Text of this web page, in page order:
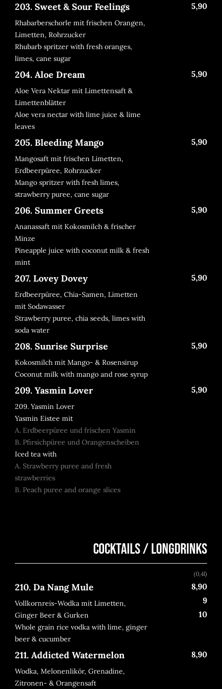
203. Sweet & Sour Feelings
Rhabarberschorle mit frischen Orangen,
Limetten, Rohrzucker
Rhubarb spritzer with fresh oranges,
limes, cane sugar
5,90
204. Aloe Dream
Aloe Vera Nektar mit Limettensaft &
Limettenblätter
Aloe vera nectar with lime juice & lime
leaves
5,90
205. Bleeding Mango
Mangosaft mit frischen Limetten,
Erdbeerpüree, Rohrzucker
Mango spritzer with fresh limes,
strawberry puree, cane sugar
5,90
206. Summer Greets
Ananassaft mit Kokosmilch & frischer
Minze
Pineapple juice with coconut milk & fresh
mint
5,90
207. Lovey Dovey
Erdbeerpüree, Chia-Samen, Limetten
mit Sodawasser
Strawberry puree, chia seeds, limes with
soda water
5,90
208. Sunrise Surprise
Kokosmilch mit Mango- & Rosensirup
Coconut milk with mango and rose syrup
5,90
209. Yasmin Lover
209. Yasmin Lover
Yasmin Eistee mit
A. Erdbeerpüree und frischen Yasmin
B. Pfirsichpüree und Orangenscheiben
Iced tea with
A. Strawberry puree and fresh
strawberries
B. Peach puree and orange slices
5,90
COCKTAILS / LONGDRINKS
(0,4l)
210. Da Nang Mule
Vollkornreis-Wodka mit Limetten,
Ginger Beer & Gurken
Whole grain rice vodka with lime, ginger
beer & cucumber
8,90
9
10
211. Addicted Watermelon
Wodka, Melonenlikör, Grenadine,
Zitronen- & Orangensaft
8,90